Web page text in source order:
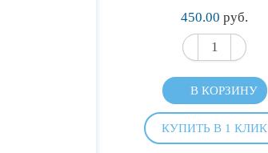
450.00 руб.
В КОРЗИНУ
КУПИТЬ В 1 КЛИК